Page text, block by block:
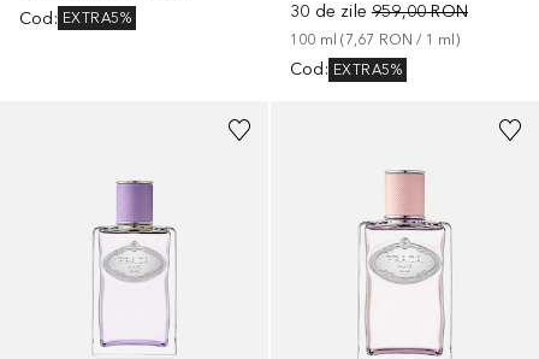
Cod : EXTRA5%
30 de zile 959,00 RON
100 ml (7,67 RON / 1 ml )
Cod: EXTRA5%